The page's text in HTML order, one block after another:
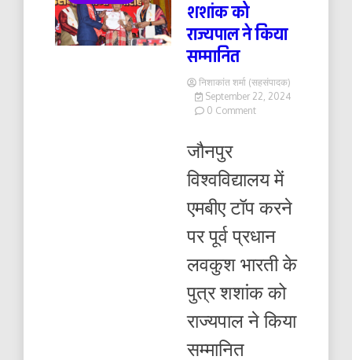
शशांक को
राज्यपाल ने किया
सम्मानित
निशाकांत शर्मा (सहसंपादक)
September 22, 2024
0 Commenton
किया
जौनपुर
विश्वविद्यालय में
एमबीए टॉप करने
पर पूर्व प्रधान
लवकुश भारती के
पुत्र शशांक को
राज्यपाल ने किया
सम्मानित